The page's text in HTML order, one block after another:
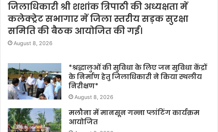
जिलाधिकारी श्री शशांक त्रिपाठी की अध्यक्षता में
कलेक्ट्रेट सभागार में जिला स्तरीय सड़क सुरक्षा
समिति की बैठक आयोजित की गई।
August 8, 2026
*श्रद्धालुओं की सुविधा के लिए जन सुविधा केंद्रों
के निर्माण हेतु जिलाधिकारी ने किया स्थलीय
निरीक्षण*
August 8, 2026
मलौना में मानसून गन्ना प्लांटिंग कार्यक्रम
आयोजित